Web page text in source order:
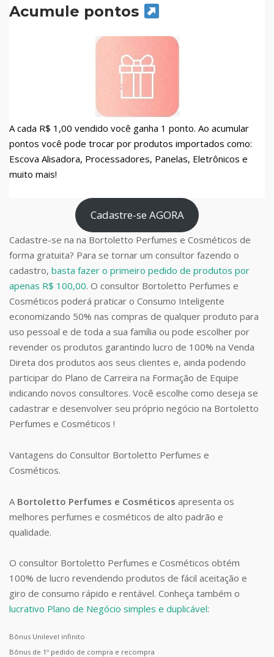
Acumule pontos
A cada R$ 1,00 vendido você ganha 1 ponto. Ao acumular
pontos você pode trocar por produtos importados como:
Escova Alisadora, Processadores, Panelas, Eletrônicos e
muito mais!
Cadastre-se AGORA
Cadastre-se na na Bortoletto Perfumes e Cosméticos de
forma gratuita? Para se tornar um consultor fazendo o
cadastro, basta fazer o primeiro pedido de produtos por
apenas R$ 100,00. O consultor Bortoletto Perfumes e
Cosméticos poderá praticar o Consumo Inteligente
economizando 50% nas compras de qualquer produto para
uso pessoal e de toda a sua família ou pode escolher por
revender os produtos garantindo lucro de 100% na Venda
Direta dos produtos aos seus clientes e, ainda podendo
participar do Plano de Carreira na Formação de Equipe
indicando novos consultores. Você escolhe como deseja se
cadastrar e desenvolver seu próprio negócio na Bortoletto
Perfumes e Cosméticos !
Vantagens do Consultor Bortoletto Perfumes e
Cosméticos.
A Bortoletto Perfumes e Cosméticos apresenta os
melhores perfumes e cosméticos de alto padrão e
qualidade.
O consultor Bortoletto Perfumes e Cosméticos obtém
100% de lucro revendendo produtos de fácil aceitação e
giro de consumo rápido e rentável. Conheça também o
lucrativo Plano de Negócio simples e duplicável:
Bônus Unilevel infinito
Bônus de 1º pedido de compra e recompra